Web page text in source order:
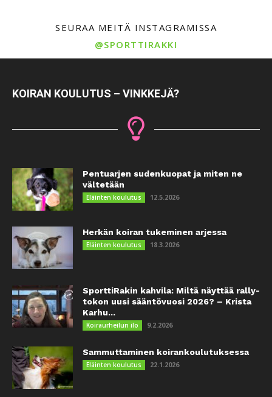
SEURAA MEITÄ INSTAGRAMISSA
@SPORTTIRAKKI
KOIRAN KOULUTUS – VINKKEJÄ?
Pentuarjen sudenkuopat ja miten ne
vältetään
Eläinten koulutus 12.5.2026
Herkän koiran tukeminen arjessa
Eläinten koulutus 18.3.2026
SporttiRakin kahvila: Miltä näyttää rally-
tokon uusi sääntövuosi 2026? – Krista
Karhu...
Koiraurheilun ilo 9.2.2026
Sammuttaminen koirankoulutuksessa
Eläinten koulutus 22.1.2026